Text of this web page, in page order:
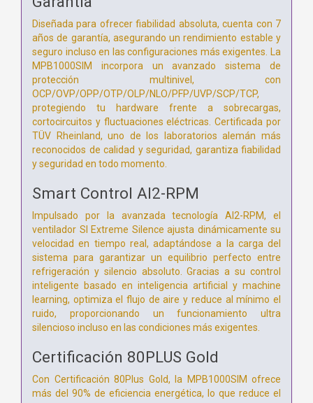
Diseñada para ofrecer fiabilidad absoluta, cuenta con 7
años de garantía, asegurando un rendimiento estable y
seguro incluso en las configuraciones más exigentes. La
MPB1000SIM incorpora un avanzado sistema de
protección multinivel, con
OCP/OVP/OPP/OTP/OLP/NLO/PFP/UVP/SCP/TCP,
protegiendo tu hardware frente a sobrecargas,
cortocircuitos y fluctuaciones eléctricas. Certificada por
TÜV Rheinland, uno de los laboratorios alemán más
reconocidos de calidad y seguridad, garantiza fiabilidad
y seguridad en todo momento.
Smart Control AI2-RPM
Impulsado por la avanzada tecnología AI2-RPM, el
ventilador SI Extreme Silence ajusta dinámicamente su
velocidad en tiempo real, adaptándose a la carga del
sistema para garantizar un equilibrio perfecto entre
refrigeración y silencio absoluto. Gracias a su control
inteligente basado en inteligencia artificial y machine
learning, optimiza el flujo de aire y reduce al mínimo el
ruido, proporcionando un funcionamiento ultra
silencioso incluso en las condiciones más exigentes.
Certificación 80PLUS Gold
Con Certificación 80Plus Gold, la MPB1000SIM ofrece
más del 90% de eficiencia energética, lo que reduce el